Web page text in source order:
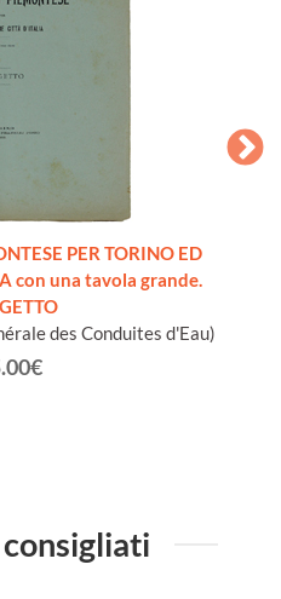
PER TORINO ED
con una tavola grande.
des Conduites d'Eau)